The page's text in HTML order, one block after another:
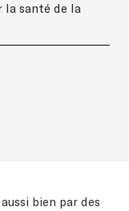
la santé de la
bien par des